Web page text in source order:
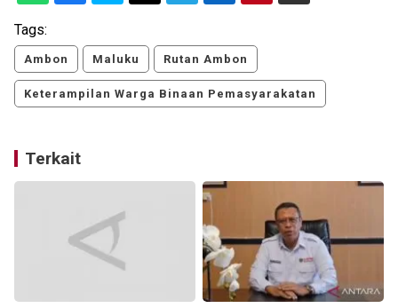
Tags:
Ambon Maluku Rutan Ambon
Keterampilan Warga Binaan Pemasyarakatan
Terkait